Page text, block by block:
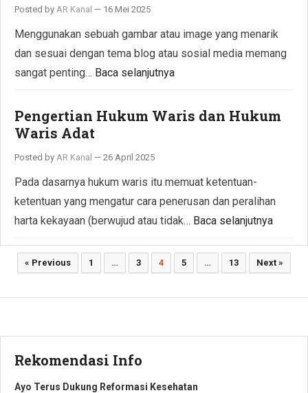
Posted by AR Kanal — 16 Mei 2025
Menggunakan sebuah gambar atau image yang menarik
dan sesuai dengan tema blog atau sosial media memang
sangat penting… Baca selanjutnya
Pengertian Hukum Waris dan Hukum
Waris Adat
Posted by AR Kanal — 26 April 2025
Pada dasarnya hukum waris itu memuat ketentuan-
ketentuan yang mengatur cara penerusan dan peralihan
harta kekayaan (berwujud atau tidak… Baca selanjutnya
Paginasi
pos
« Previous 1 … 3 4 5 … 13 Next »
Rekomendasi Info
Ayo Terus Dukung Reformasi Kesehatan